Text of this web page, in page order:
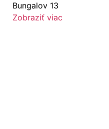
Bungalov 13
Zobraziť viac